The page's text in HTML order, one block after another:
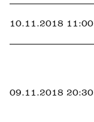
10.11.2018 11:00
09.11.2018 20:30